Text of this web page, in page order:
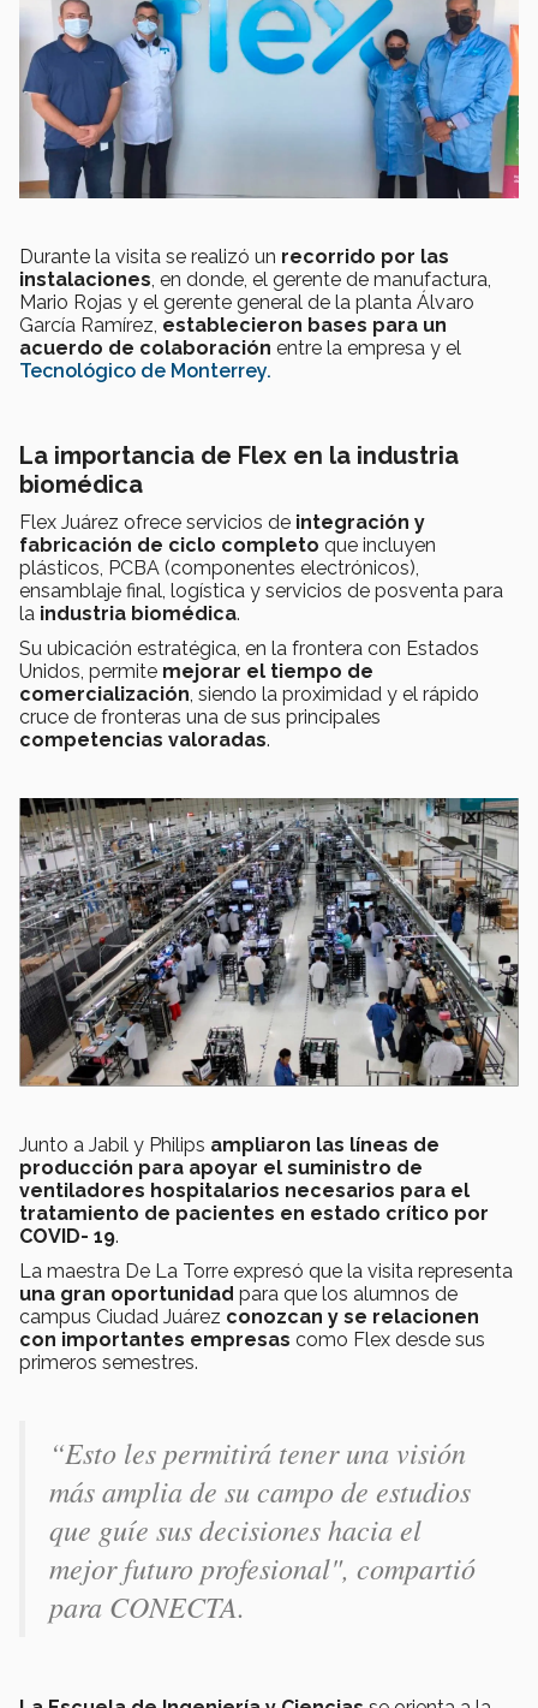
Durante la visita se realizó un recorrido por las
instalaciones , en donde, el gerente de manufactura,
Mario Rojas y el gerente general de la planta Álvaro
García Ramírez, establecieron bases para un
acuerdo de colaboración entre la empresa y el
Tecnológico de Monterrey.
La importancia de Flex en la industria
biomédica
Flex Juárez ofrece servicios de integración y
fabricación de ciclo completo que incluyen
plásticos, PCBA (componentes electrónicos),
ensamblaje final, logística y servicios de posventa para
la industria biomédica.
Su ubicación estratégica, en la frontera con Estados
Unidos, permite mejorar el tiempo de
comercialización , siendo la proximidad y el rápido
cruce de fronteras una de sus principales
competencias valoradas.
Junto a Jabil y Philips ampliaron las líneas de
producción para apoyar el suministro de
ventiladores hospitalarios necesarios para el
tratamiento de pacientes en estado crítico por
COVID- 19.
La maestra De La Torre expresó que la visita representa
una gran oportunidad para que los alumnos de
campus Ciudad Juárez conozcan y se relacionen
con importantes empresas como Flex desde sus
primeros semestres.
“Esto les permitirá tener una visión
más amplia de su campo de estudios
que guíe sus decisiones hacia el
mejor futuro profesional", compartió
para CONECTA.